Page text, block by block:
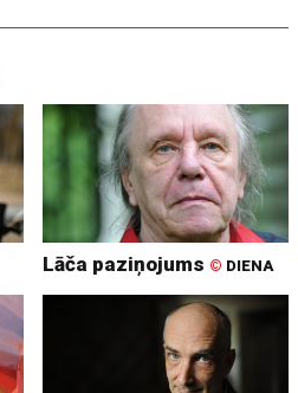
Lāča paziņojums © DIENA